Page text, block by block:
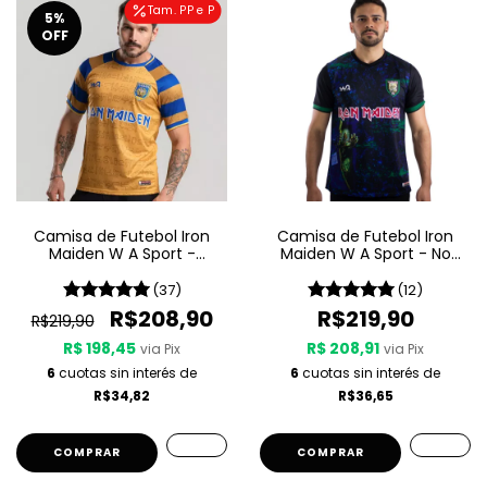
Tam. PP e P
5%
OFF
Camisa de Futebol Iron
Maiden W A Sport -
(37)
R$219,90 R$208,90
R$ 198,45 via Pix
6 cuotas sin interés de
R$34,82
COMPRAR
Camisa de Futebol Iron
Maiden W A Sport - No
(12)
R$219,90
R$ 208,91 via Pix
6 cuotas sin interés de
R$36,65
COMPRAR